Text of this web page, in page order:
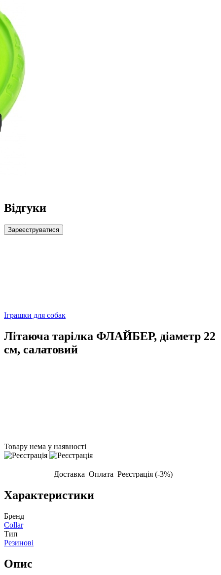
Відгуки
Зареєструватися
Іграшки для собак
Літаюча тарілка ФЛАЙБЕР, діаметр 22
см, салатовий
Товару нема у наявності
Доставка Оплата Реєстрація (-3%)
Характеристики
Бренд
Collar
Тип
Резинові
Опис